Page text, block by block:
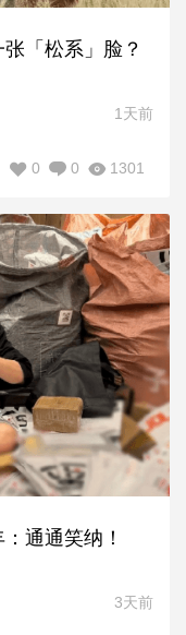
「松系」脸？
1天前
1301
0
0
通通笑纳！
3天前